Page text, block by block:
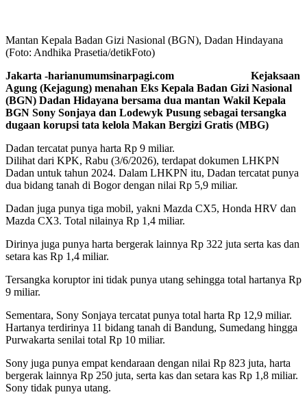
Mantan Kepala Badan Gizi Nasional (BGN), Dadan Hindayana
(Foto: Andhika Prasetia/detikFoto)
Jakarta -harianumumsinarpagi.com Kejaksaan
Agung (Kejagung) menahan Eks Kepala Badan Gizi Nasional
(BGN) Dadan Hidayana bersama dua mantan Wakil Kepala
BGN Sony Sonjaya dan Lodewyk Pusung sebagai tersangka
dugaan korupsi tata kelola Makan Bergizi Gratis (MBG)
Dadan tercatat punya harta Rp 9 miliar.
Dilihat dari KPK, Rabu (3/6/2026), terdapat dokumen LHKPN
Dadan untuk tahun 2024. Dalam LHKPN itu, Dadan tercatat punya
dua bidang tanah di Bogor dengan nilai Rp 5,9 miliar.
Dadan juga punya tiga mobil, yakni Mazda CX5, Honda HRV dan
Mazda CX3. Total nilainya Rp 1,4 miliar.
Dirinya juga punya harta bergerak lainnya Rp 322 juta serta kas dan
setara kas Rp 1,4 miliar.
Tersangka koruptor ini tidak punya utang sehingga total hartanya Rp
9 miliar.
Sementara, Sony Sonjaya tercatat punya total harta Rp 12,9 miliar.
Hartanya terdirinya 11 bidang tanah di Bandung, Sumedang hingga
Purwakarta senilai total Rp 10 miliar.
Sony juga punya empat kendaraan dengan nilai Rp 823 juta, harta
bergerak lainnya Rp 250 juta, serta kas dan setara kas Rp 1,8 miliar.
Sony tidak punya utang.